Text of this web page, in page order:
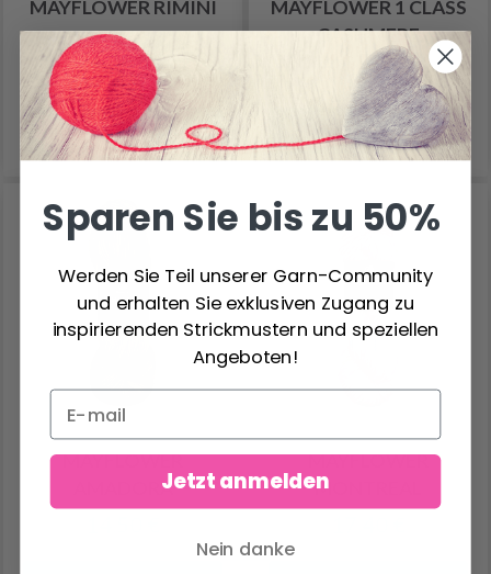
MAYFLOWER RIMINI
4.50 €
Alle Optionen ansehen
MAYFLOWER 1 CLASS
CASHMERE
6.15 €
Alle Optionen ansehen
MAYFLOWER
AMADORA
MAYFLOWER
MONTREAL
Sparen Sie bis zu 50%
Werden Sie Teil unserer Garn-Community
und erhalten Sie exklusiven Zugang zu
inspirierenden Strickmustern und speziellen
Angeboten!
Jetzt anmelden
Nein danke